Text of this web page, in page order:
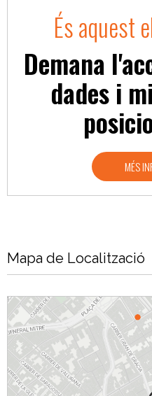
És aquest
Demana
dades i
MÉS
Mapa de Localització